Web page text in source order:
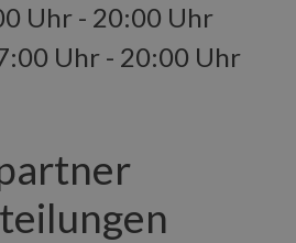
Uhr - 20:00 Uhr
Uhr - 20:00 Uhr